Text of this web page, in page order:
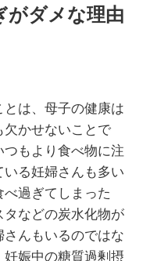
がダメな理由
は、母子の健康は
欠かせないことで
もより食べ物に注
る妊婦さんも多い
過ぎてしまった
タなどの炭水化物が
んもいるのではな
娠中の糖質過剰摂